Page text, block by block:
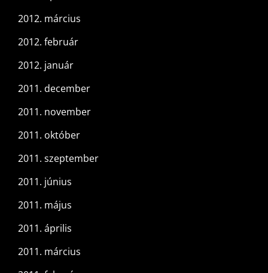
2012. március
2012. február
2012. január
2011. december
2011. november
2011. október
2011. szeptember
2011. június
2011. május
2011. április
2011. március